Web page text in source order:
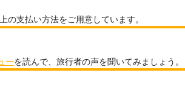
の支払い方法をご用意しています。
ーを読んで、旅行者の声を聞いてみましょう。